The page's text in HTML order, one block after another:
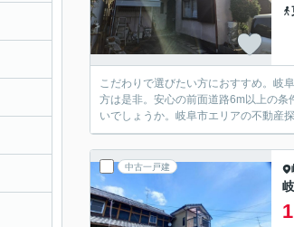
こだわりで選びたい方におすすめ。岐
方は是非。安心の前面道路6m以上の
いでしょうか。岐阜市エリアの不動産
中古一戸建